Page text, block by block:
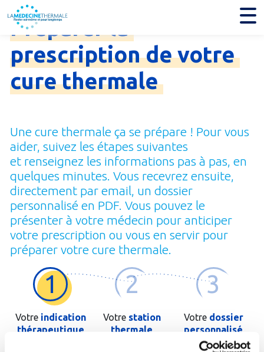
Préparer
prescriptiondevotre
curethermale
Une cure thermale ça se prépare ! Pour vous
aider, suivez les étapes suivantes
et renseignez les informations pas à pas, en
quelques minutes. Vous recevrez ensuite,
directement par email, un dossier
personnalisé en PDF. Vous pouvez le
présenter à votre médecin pour anticiper
votre prescription ou vous en servir pour
préparer votre cure thermale.
1
Votre indication
thérapeutique
2
Votre station
thermale
3
Votre dossier
personnalisé